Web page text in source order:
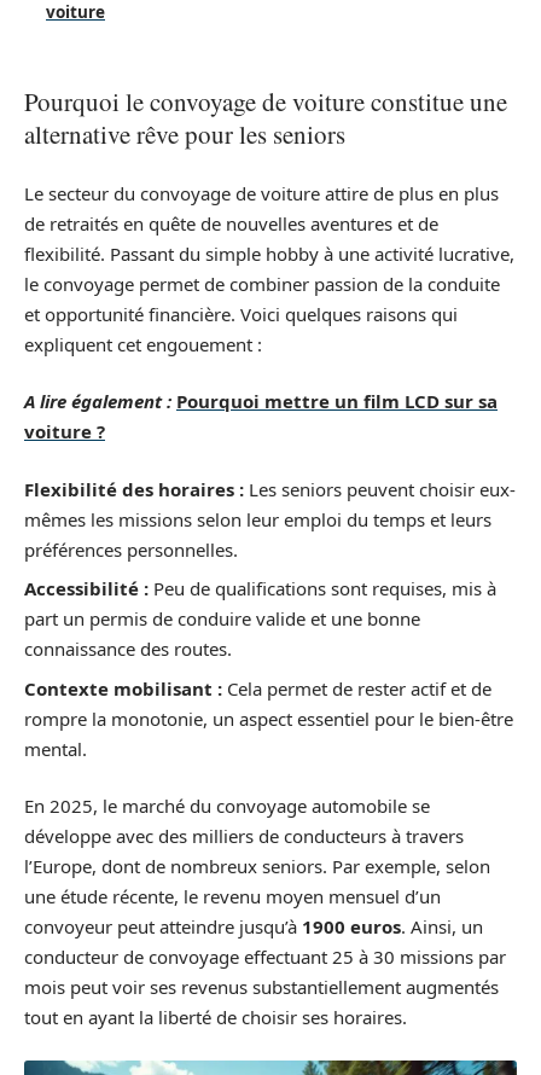
voiture
Pourquoi le convoyage de voiture constitue une
alternative rêve pour les seniors
Le secteur du convoyage de voiture attire de plus en plus
de retraités en quête de nouvelles aventures et de
flexibilité. Passant du simple hobby à une activité lucrative,
le convoyage permet de combiner passion de la conduite
et opportunité financière. Voici quelques raisons qui
expliquent cet engouement :
A lire également : Pourquoi mettre un film LCD sur sa
voiture ?
Flexibilité des horaires : Les seniors peuvent choisir eux-
mêmes les missions selon leur emploi du temps et leurs
préférences personnelles.
Accessibilité : Peu de qualifications sont requises, mis à
part un permis de conduire valide et une bonne
connaissance des routes.
Contexte mobilisant : Cela permet de rester actif et de
rompre la monotonie, un aspect essentiel pour le bien-être
mental.
En 2025, le marché du convoyage automobile se
développe avec des milliers de conducteurs à travers
l’Europe, dont de nombreux seniors. Par exemple, selon
une étude récente, le revenu moyen mensuel d’un
convoyeur peut atteindre jusqu’à 1900 euros. Ainsi, un
conducteur de convoyage effectuant 25 à 30 missions par
mois peut voir ses revenus substantiellement augmentés
tout en ayant la liberté de choisir ses horaires.